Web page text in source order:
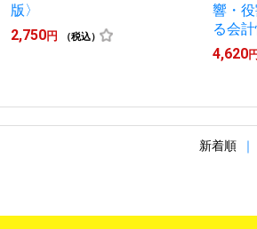
版〉
2,750円 （税込）
響・
る会
4,620円
新着順